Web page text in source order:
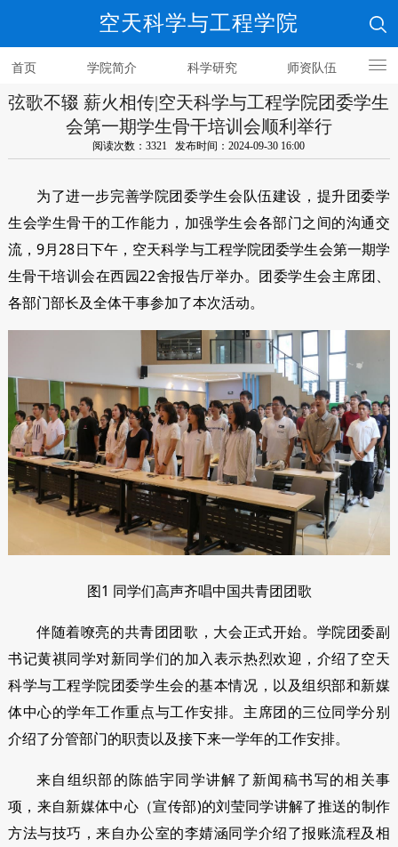
空天科学与工程学院
首页 学院简介 科学研究 师资队伍
人才培养
弦歌不辍 薪火相传|空天科学与工程学院团委学生
会第一期学生骨干培训会顺利举行
阅读次数：3321 发布时间：2024-09-30 16:00